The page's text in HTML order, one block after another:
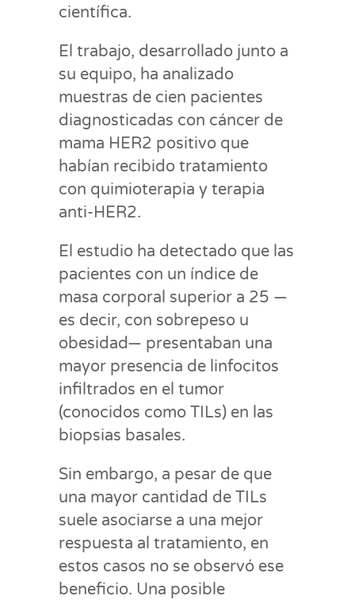
científica.
El trabajo, desarrollado junto a
su equipo, ha analizado
muestras de cien pacientes
diagnosticadas con cáncer de
mama HER2 positivo que
habían recibido tratamiento
con quimioterapia y terapia
anti-HER2.
El estudio ha detectado que las
pacientes con un índice de
masa corporal superior a 25 —
es decir, con sobrepeso u
obesidad— presentaban una
mayor presencia de linfocitos
infiltrados en el tumor
(conocidos como TILs) en las
biopsias basales.
Sin embargo, a pesar de que
una mayor cantidad de TILs
suele asociarse a una mejor
respuesta al tratamiento, en
estos casos no se observó ese
beneficio. Una posible